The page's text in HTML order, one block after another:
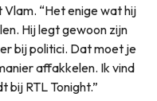
“Het enige wat hij
Hij legt gewoon zijn
bij politici. Dat moet je
affakkelen. Ik vind
bij RTL Tonight.”